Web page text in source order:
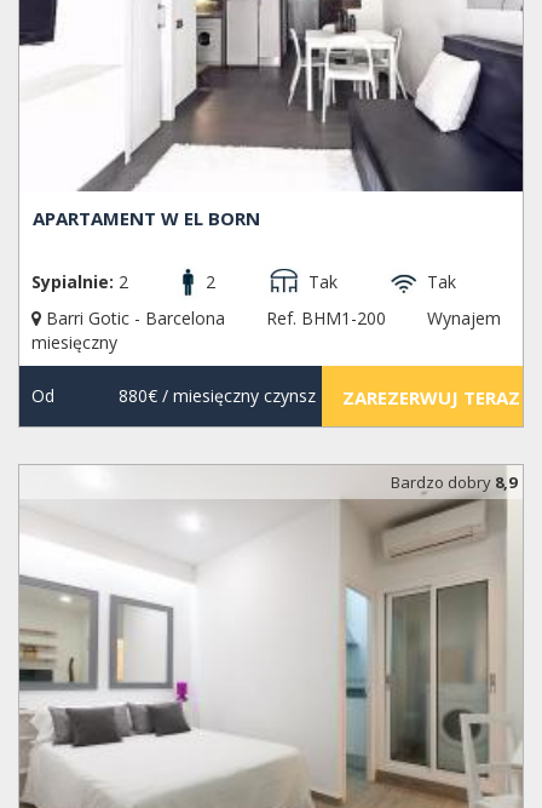
APARTAMENT W EL BORN
Sypialnie: 2 2 Tak
Tak
Barri Gotic - Barcelona
Ref. BHM1-200
Wynajem
miesięczny
Od 880€/ miesięczny czynsz ZAREZERWUJ TERAZ
Bardzo dobry 8,9